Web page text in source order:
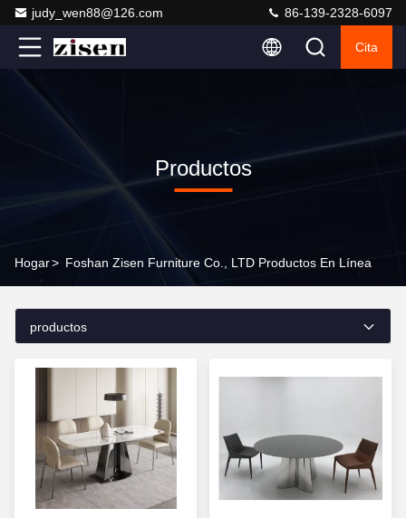
judy_wen88@126.com 86-139-2328-6097
Cita
Productos
Hogar> Foshan Zisen Furniture Co., LTD Productos En Línea
productos